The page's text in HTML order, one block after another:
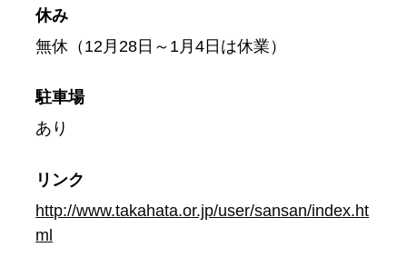
休み
無休（12月28日～1月4日は休業）
駐車場
あり
リンク
http://www.takahata.or.jp/user/sansan/index.ht
ml